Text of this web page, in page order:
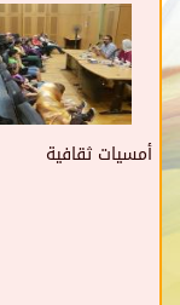
أمسيات ثقافية